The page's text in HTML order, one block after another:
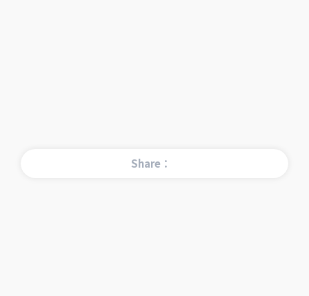
Share：